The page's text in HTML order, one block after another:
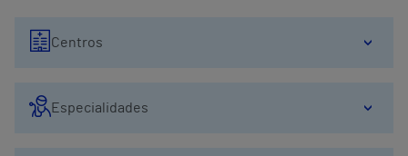
Comunicación
Centros
Especialidades